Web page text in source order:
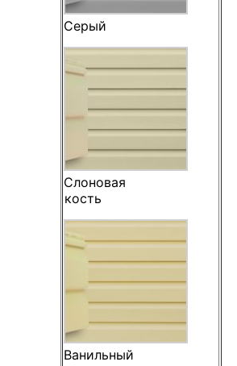
Серый
Слоновая
кость
Ванильный